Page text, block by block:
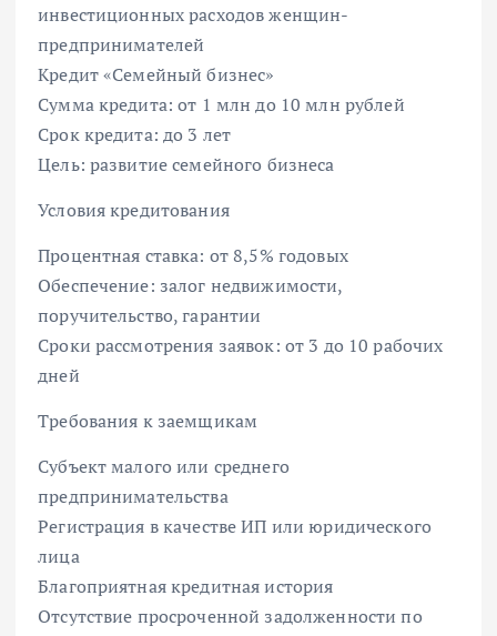
инвестиционных расходов женщин-
предпринимателей
Кредит «Семейный бизнес»
Сумма кредита: от 1 млн до 10 млн рублей
Срок кредита: до 3 лет
Цель: развитие семейного бизнеса
Условия кредитования
Процентная ставка: от 8,5% годовых
Обеспечение: залог недвижимости,
поручительство, гарантии
Сроки рассмотрения заявок: от 3 до 10 рабочих
дней
Требования к заемщикам
Субъект малого или среднего
предпринимательства
Регистрация в качестве ИП или юридического
лица
Благоприятная кредитная история
Отсутствие просроченной задолженности по